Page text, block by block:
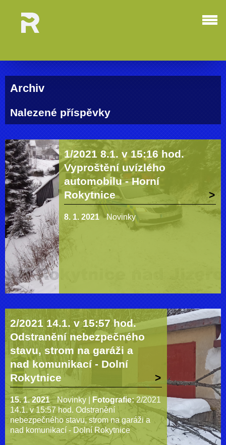
Archiv
Nalezené příspěvky
1/2021 8.1. v 15:16 hod.
Vyproštění uvízlého
automobilu - Horní
Rokytnice
8. 1. 2021 Novinky
2/2021 14.1. v 15:57 hod.
Odstranění nebezpečného
stavu, strom na garáži a
nad komunikací - Dolní
Rokytnice
15. 1. 2021 Novinky Fotografie: 2/2021
14.1. v 15:57 hod. Odstranění
nebezpečného stavu, strom na garáži a
nad komunikací - Dolní Rokytnice